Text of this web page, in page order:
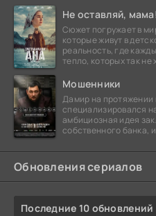
Не оставляй,
Сюжет погружает в
которые живут в
реальность, где
тепло, которых так
Мошенники
Дамир на протяжении
специализировался
амбициозная идея
собственного банка,
Обновления сериалов
Последние 10 обновлений